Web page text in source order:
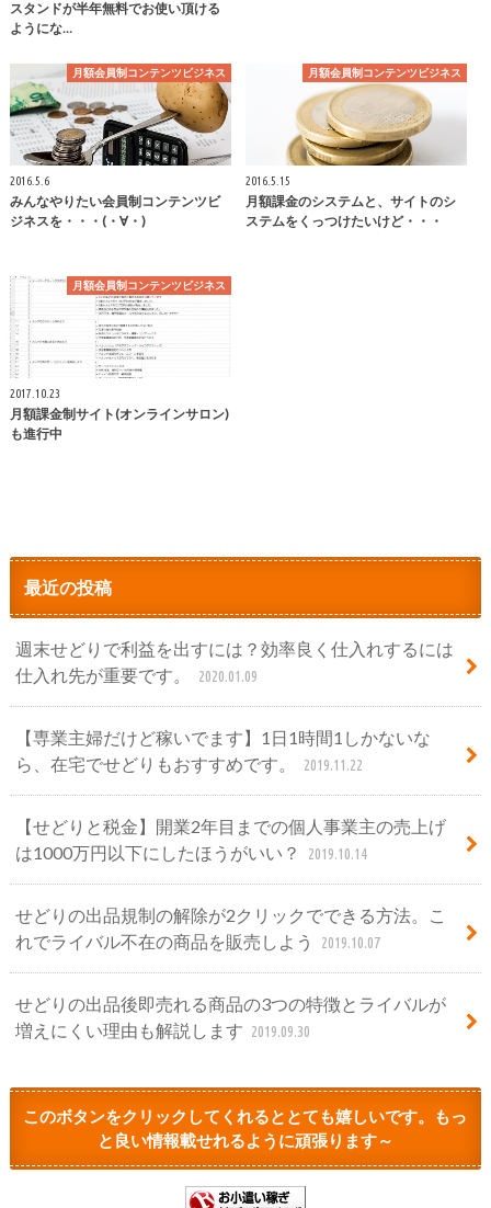
スタンドが半年無料でお使い頂ける
ようにな…
月額会員制コンテンツビジネス
2016.5.6
みんなやりたい会員制コンテンツビ
ジネスを・・・(・∀・)
月額会員制コンテンツビジネス
2016.5.15
月額課金のシステムと、サイトのシ
ステムをくっつけたいけど・・・
月額会員制コンテンツビジネス
2017.10.23
月額課金制サイト(オンラインサロン)
も進行中
最近の投稿
週末せどりで利益を出すには？効率良く仕入れするには
仕入れ先が重要です。
2020.01.09
【専業主婦だけど稼いでます】1日1時間1しかないな
ら、在宅でせどりもおすすめです。
2019.11.22
【せどりと税金】開業2年目までの個人事業主の売上げ
は1000万円以下にしたほうがいい？
2019.10.14
せどりの出品規制の解除が2クリックでできる方法。こ
れでライバル不在の商品を販売しよう
2019.10.07
せどりの出品後即売れる商品の3つの特徴とライバルが
増えにくい理由も解説します 2019.09.30
このボタンをクリックしてくれるととても嬉しいです。もっ
と良い情報載せれるように頑張ります～